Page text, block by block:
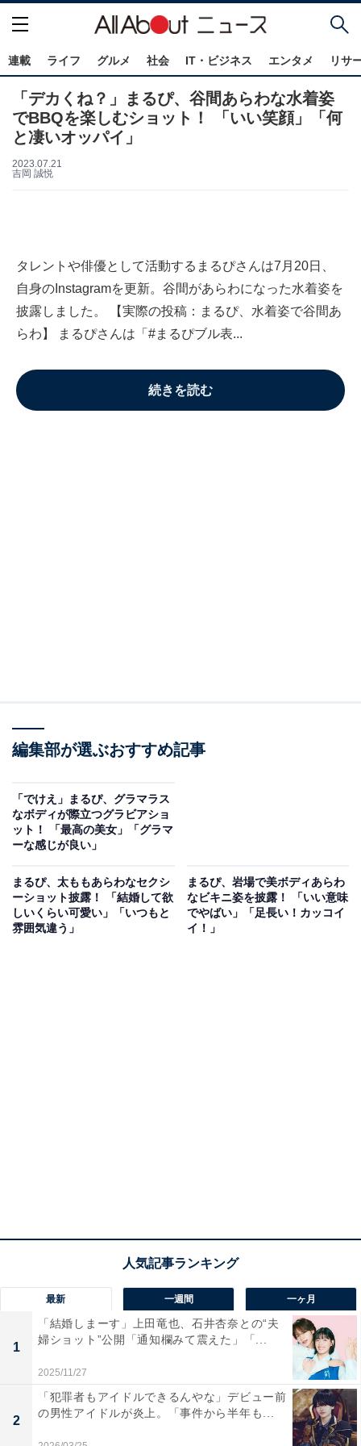
連載 ライフ グルメ 社会 IT・ビジネス エンタメ リサ
「デカくね？」まるぴ、谷間あらわな水着姿
でBBQを楽しむショット！ 「いい笑顔」「何
と凄いオッパイ」
2023.07.21
吉岡 誠悦
タレントや俳優として活動するまるぴさんは7月20日、
自身のInstagramを更新。谷間があらわになった水着姿を
披露しました。 【実際の投稿：まるぴ、水着姿で谷間あ
らわ】 まるぴさんは「#まるぴブル表...
続きを読む
編集部が選ぶおすすめ記事
「でけえ」まるぴ、グラマラス
なボディが際立つグラビアショ
ット！ 「最高の美女」「グラマ
ーな感じが良い」
まるぴ、太ももあらわなセクシ
ーショット披露！ 「結婚して欲
しいくらい可愛い」「いつもと
雰囲気違う」
まるぴ、岩場で美ボディあらわ
なビキニ姿を披露！ 「いい意味
でやばい」「足長い！カッコイ
イ！」
最新 一週間 一ヶ月
1
「結婚しまーす」上田竜也、石井杏奈との“夫
婦ショット”公開「通知欄みて震えた」「...
2025/11/27
2
「犯罪者もアイドルできるんやな」デビュー前
の男性アイドルが炎上。「事件から半年も...